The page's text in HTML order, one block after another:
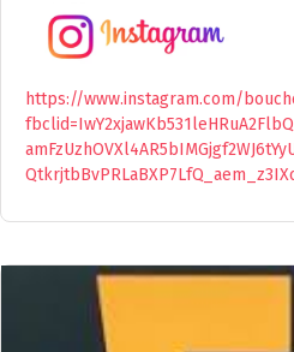
https://www.instagram.com/